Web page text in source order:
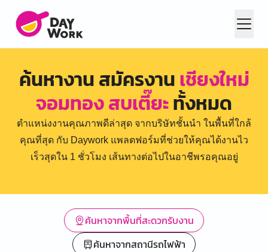
ค้นหางาน สมัครงานเชียงใหม่
จอมทอง สบเตี๊ยะทั้งหมด
ตำแหน่งงานคุณภาพดีล่าสุด จากบริษัทชั้นนำ ในพื้นที่ใกล้
คุณที่สุด กับ Daywork แพลตฟอร์มที่ช่วยให้คุณได้งานไว
เร็วสุดใน 1 ชั่วโมง เส้นทางต่อไปในอาชีพรอคุณอยู่
ค้นหาจากพื้นที่สะดวกรับงาน
ค้นหาจากสถานีรถไฟฟ้า